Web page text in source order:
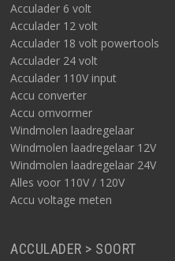
Acculader 6 volt
Acculader 12 volt
Acculader 18 volt powertools
Acculader 24 volt
Acculader 110V input
Accu converter
Accu omvormer
Windmolen laadregelaar
Windmolen laadregelaar 12V
Windmolen laadregelaar 24V
Alles voor 110V / 120V
Accu voltage meten
ACCULADER > SOORT